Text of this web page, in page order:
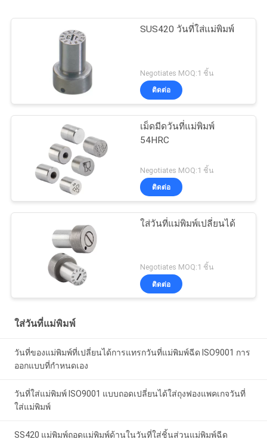
SUS420 วันที่ใส่แม่พิมพ์
Negotiates MOQ:1 ชิ้น
ติดต่อ
เม็ดมีดวันที่แม่พิมพ์
54HRC
Negotiates MOQ:1 ชิ้น
ติดต่อ
ใส่วันที่แม่พิมพ์เปลี่ยนได้
Negotiates MOQ:1 ชิ้น
ติดต่อ
ใส่วันที่แม่พิมพ์
วันที่ของแม่พิมพ์ที่เปลี่ยนได้การแทรกวันที่แม่พิมพ์ฉีด ISO9001 การ
ออกแบบที่กำหนดเอง
วันที่ใส่แม่พิมพ์ ISO9001 แบบถอดเปลี่ยนได้ใส่ถุงฟองแพคเกจวันที่
ใส่แม่พิมพ์
SS420 แม่พิมพ์ถอดแม่พิมพ์ด้านในวันที่ใส่ชิ้นส่วนแม่พิมพ์ฉีด